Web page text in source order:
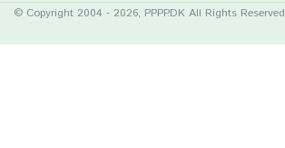
© Copyright 2004 - 2026, PPPP.DK All Rights Reserved